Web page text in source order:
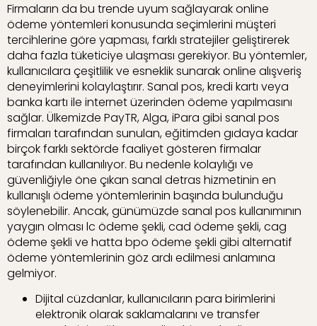
Firmaların da bu trende uyum sağlayarak online
ödeme yöntemleri konusunda seçimlerini müşteri
tercihlerine göre yapması, farklı stratejiler geliştirerek
daha fazla tüketiciye ulaşması gerekiyor. Bu yöntemler,
kullanıcılara çeşitlilik ve esneklik sunarak online alışveriş
deneyimlerini kolaylaştırır. Sanal pos, kredi kartı veya
banka kartı ile internet üzerinden ödeme yapılmasını
sağlar. Ülkemizde PayTR, Alga, iPara gibi sanal pos
firmaları tarafından sunulan, eğitimden gıdaya kadar
birçok farklı sektörde faaliyet gösteren firmalar
tarafından kullanılıyor. Bu nedenle kolaylığı ve
güvenliğiyle öne çıkan sanal detras hizmetinin en
kullanışlı ödeme yöntemlerinin başında bulunduğu
söylenebilir. Ancak, günümüzde sanal pos kullanımının
yaygın olması lc ödeme şekli, cad ödeme şekli, cag
ödeme şekli ve hatta bpo ödeme şekli gibi alternatif
ödeme yöntemlerinin göz ardı edilmesi anlamına
gelmiyor.
Dijital cüzdanlar, kullanıcıların para birimlerini
elektronik olarak saklamalarını ve transfer